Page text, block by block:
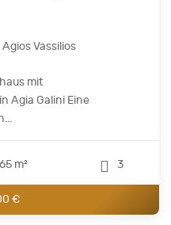
Vassilios
mit
Agia Galini Eine
65 m² 3
€